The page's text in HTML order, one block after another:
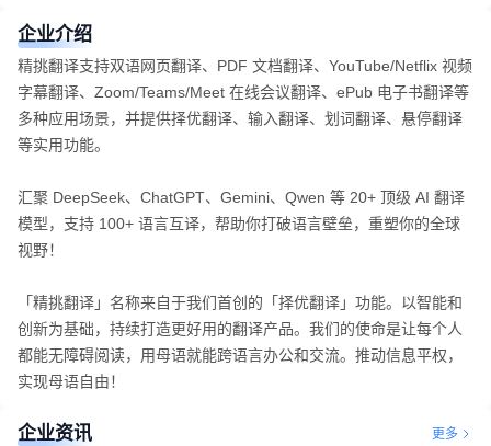
企业介绍
精挑翻译支持双语网页翻译、PDF 文档翻译、YouTube/Netflix 视频
字幕翻译、Zoom/Teams/Meet 在线会议翻译、ePub 电子书翻译等
多种应用场景，并提供择优翻译、输入翻译、划词翻译、悬停翻译
等实用功能。
汇聚 DeepSeek、ChatGPT、Gemini、Qwen 等 20+ 顶级 AI 翻译
模型，支持 100+ 语言互译，帮助你打破语言壁垒，重塑你的全球
视野！
「精挑翻译」名称来自于我们首创的「择优翻译」功能。以智能和
创新为基础，持续打造更好用的翻译产品。我们的使命是让每个人
都能无障碍阅读，用母语就能跨语言办公和交流。推动信息平权，
实现母语自由！
企业资讯 更多